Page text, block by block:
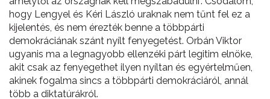
hogy Lengyel és Kéri László uraknak nem tűnt fel ez a
kijelentés, és nem érezték benne a többpárti
demokráciának szánt nyílt fenyegetést. Orbán Viktor
ugyanis ma a legnagyobb ellenzéki párt legitim elnöke,
akit csak az fenyegethet ilyen nyíltan és egyértelműen,
akinek fogalma sincs a többpárti demokráciáról, annál
több a diktatúrákról.